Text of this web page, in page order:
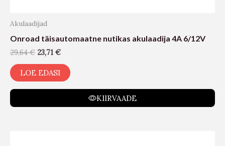
Akulaadijad
Onroad täisautomaatne nutikas akulaadija 4A 6/12V
29,64€ 23,71 €
LOE EDASI
KIIRVAADE